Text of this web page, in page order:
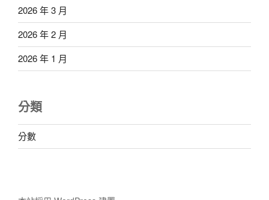
2026 年 3 月
2026 年 2 月
2026 年 1 月
分類
分數